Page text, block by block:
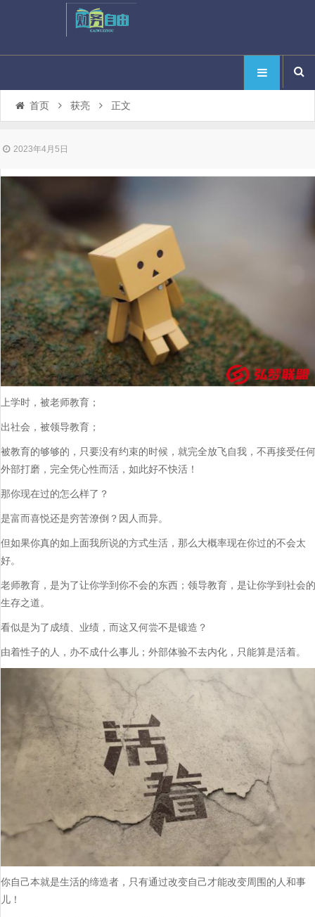
首页 获亮 正文
2023年4月5日
上学时，被老师教育；
出社会，被领导教育；
被教育的够够的，只要没有约束的时候，就完全放飞自我，不再接受任何
外部打磨，完全凭心性而活，如此好不快活！
那你现在过的怎么样了？
是富而喜悦还是穷苦潦倒？因人而异。
但如果你真的如上面我所说的方式生活，那么大概率现在你过的不会太
好。
老师教育，是为了让你学到你不会的东西；领导教育，是让你学到社会的
生存之道。
看似是为了成绩、业绩，而这又何尝不是锻造？
由着性子的人，办不成什么事儿；外部体验不去内化，只能算是活着。
你自己本就是生活的缔造者，只有通过改变自己才能改变周围的人和事
儿！